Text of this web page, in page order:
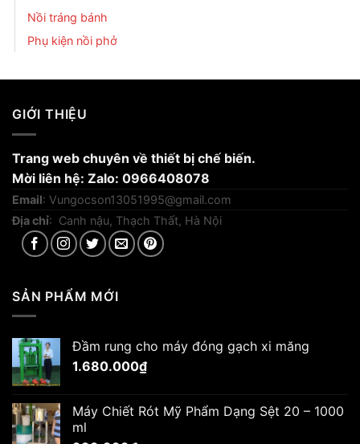
Nồi tráng bánh
Phụ kiện nồi phở
GIỚI THIỆU
Trang web chuyên về thiết bị chế biến.
Mời liên hệ: Zalo: 0966408078
Email: Vungocson13051995@gmail.com
Địa chỉ: Canh nậu, Thạch Thất, Hà Nội
SẢN PHẨM MỚI
Đầm rung cho máy đóng gạch xi măng
1.680.000₫
Máy Chiết Rót Mỹ Phẩm Dạng Sệt 20 – 1000
ml